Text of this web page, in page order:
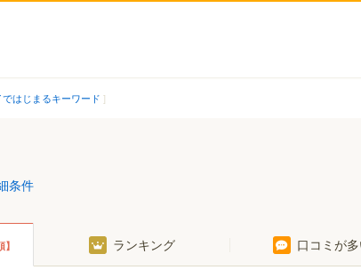
ではじまるキーワード
堀町駅
千歳町駅
青柳町駅
条件
ランキング 口コミが